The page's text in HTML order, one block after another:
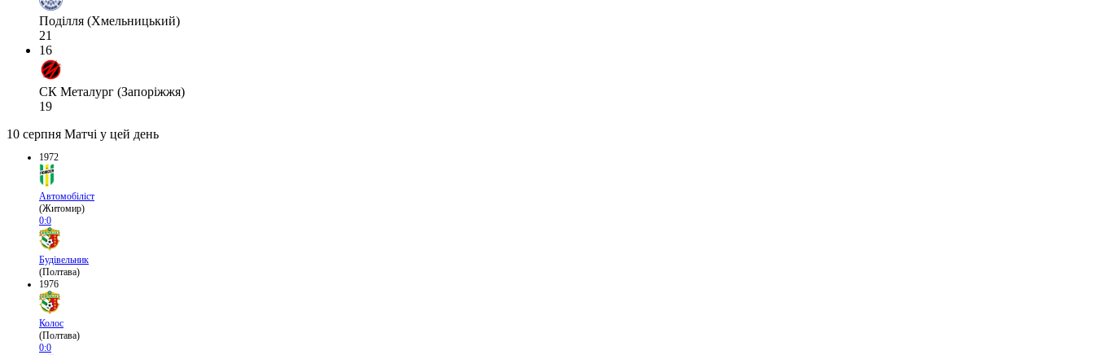
Поділля (Хмельницький)
21
16
СК Металург (Запоріжжя)
19
10 серпня Матчі у цей день
1972
Автомобіліст
(Житомир)
0:0
Будівельник
(Полтава)
1976
Колос
(Полтава)
0:0